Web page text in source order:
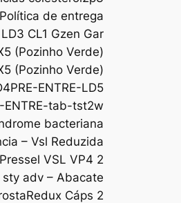
Política de entrega
CL1 Gzen Gar
(Pozinho Verde)
(Pozinho Verde)
PRE-ENTRE-LD5
ENTRE-tab-tst2w
bacteriana
– Vsl Reduzida
Pressel VSL VP4 2
adv – Abacate
Cáps 2